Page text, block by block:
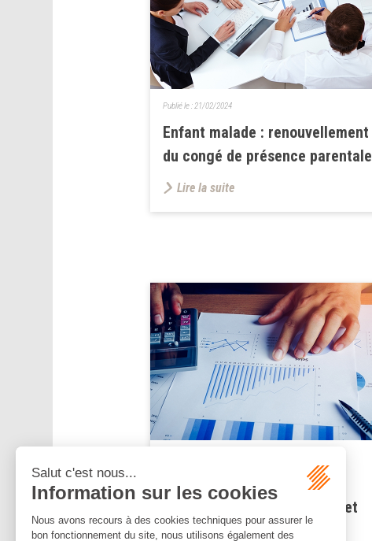
Enfant malade : renouvellement
du congé de présence parentale
Publié le :21/02/2024
Lire la suite
Cotisation foncière des
entreprises (CFE) : principe et
modalités de l'impôt